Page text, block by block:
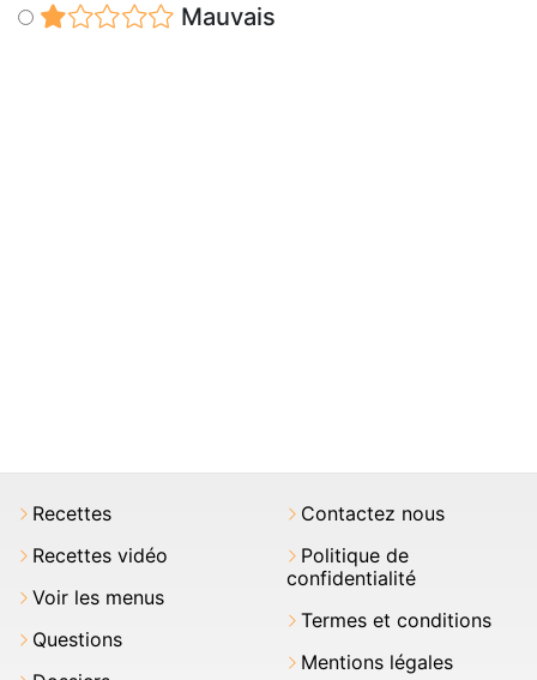
Mauvais
Recettes
Recettes vidéo
Voir les menus
Questions
Contactez nous
Politique de
confidentialité
Termes et conditions
Mentions légales